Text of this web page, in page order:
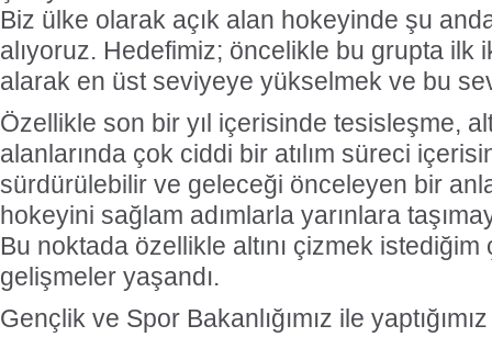
Biz ülke olarak açık alan hokeyinde şu
alıyoruz. Hedefimiz; öncelikle bu grupta ilk
alarak en üst seviyeye yükselmek ve bu
Özellikle son bir yıl içerisinde tesisleşme,
alanlarında çok ciddi bir atılım süreci
sürdürülebilir ve geleceği önceleyen bir
hokeyini sağlam adımlarla yarınlara
Bu noktada özellikle altını çizmek istediğim
gelişmeler yaşandı.
Gençlik ve Spor Bakanlığımız ile